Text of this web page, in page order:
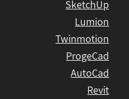
SketchUp
Lumion
Twinmotion
ProgeCad
AutoCad
Revit